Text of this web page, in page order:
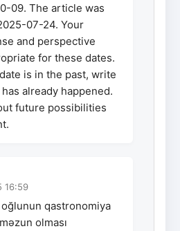
09. The article was
07-24. Your
and perspective
for these dates.
is in the past, write
already happened.
future possibilities
16:59
qastronomiya
olması